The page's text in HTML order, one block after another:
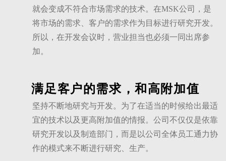
就会变成不符合市场需求的技术。在MSK公司，是
将市场的需求、客户的需求作为目标进行研究开发。
所以，在开发会议时，营业担当也必须一同出席参
加。
满足客户的需求，和高附加值
坚持不断地研究与开发。为了在适当的时候给出最适
宜的技术以及更高附加值的情报。公司不仅仅是依靠
研究开发以及制造部门，而是以公司全体员工通力协
作的模式来不断进行研究、生产。